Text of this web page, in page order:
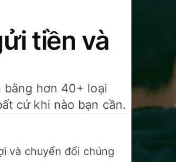
tiền và
hơn 40+ loại
cứ khi nào bạn cần.
và chuyển đổi chúng